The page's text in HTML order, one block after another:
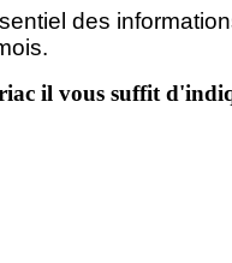
des
il vous suffit